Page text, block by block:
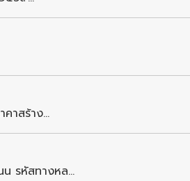
าสร้าง...
น รหัสทางหล...